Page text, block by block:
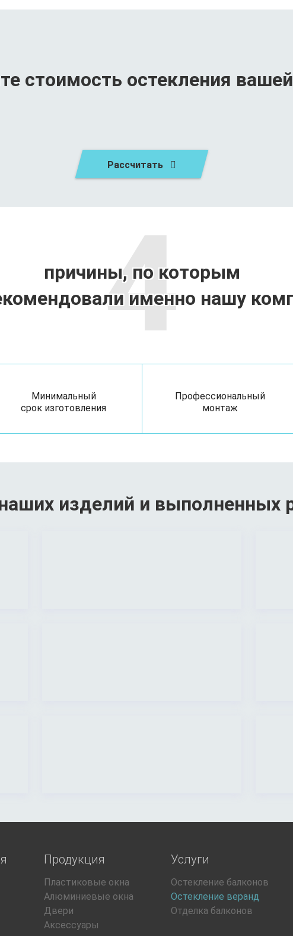
стоимость остекления
Рассчитать
4
причины, по которым
именно нашу
Минимальный
срок изготовления
Профессиональный
монтаж
изделий и выполненных
Продукция
Пластиковые окна
Алюминиевые окна
Двери
Аксессуары
Услуги
Остекление балконов
Остекление веранд
Отделка балконов